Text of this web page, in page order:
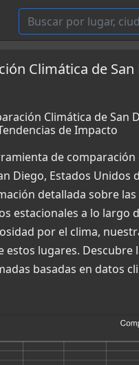
Climática de
Climática de San
de Impacto
de
Diego, Estados
detallada sobre
estacionales a lo largo
por el clima,
lugares.
basadas en datos